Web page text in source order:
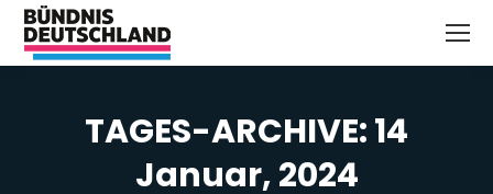
TAGES-ARCHIVE:14
Januar, 2024